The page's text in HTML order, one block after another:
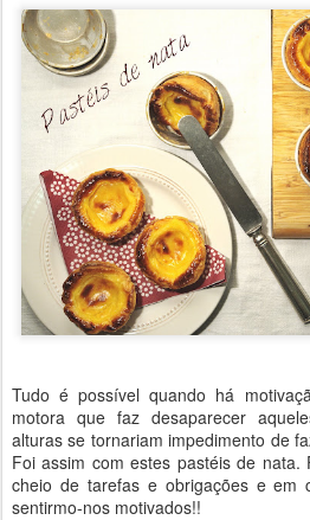
Tudo é possível quando há
motora que faz desaparecer
alturas se tornariam impedimento de
Foi assim com estes pastéis de nata.
cheio de tarefas e obrigações e em
sentirmo-nos motivados!!